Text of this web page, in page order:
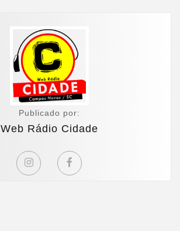
Publicado por:
Web Rádio Cidade